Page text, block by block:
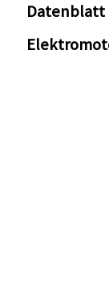
Datenblatt